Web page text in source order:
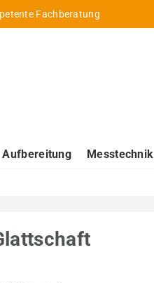
Fachberatung
Aufbereitung Messtechnik